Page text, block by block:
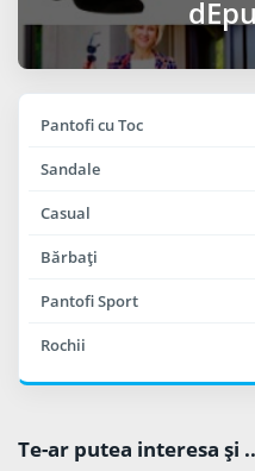
Pantofi cu Toc
Sandale
Casual
Bărbaţi
Pantofi Sport
Rochii
Te-ar putea interesa şi